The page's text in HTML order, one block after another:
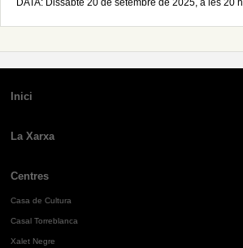
DATA: Dissabte 20 de setembre de 2025, a les 20 h
Inici
La Xarxa
Centres
Casa de Cultura
Casal Torreblanca
Xalet Negre